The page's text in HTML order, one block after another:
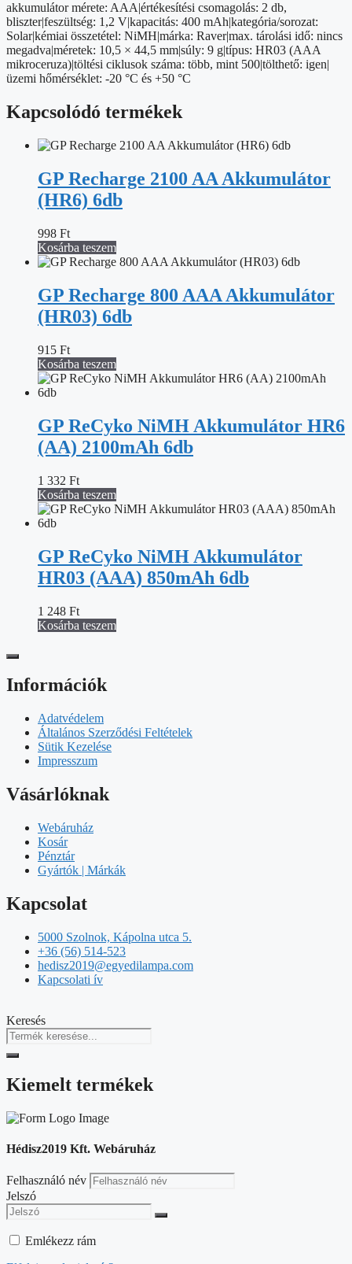
akkumulátor mérete: AAA|értékesítési csomagolás: 2 db,
bliszter|feszültség: 1,2 V|kapacitás: 400 mAh|kategória/sorozat:
Solar|kémiai összetétel: NiMH|márka: Raver|max. tárolási idő: nincs
megadva|méretek: 10,5 × 44,5 mm|súly: 9 g|típus: HR03 (AAA
mikroceruza)|töltési ciklusok száma: több, mint 500|tölthető: igen|
üzemi hőmérséklet: -20 °C és +50 °C
Kapcsolódó termékek
GP Recharge 2100 AA Akkumulátor
(HR6) 6db
998 Ft
Kosárba teszem
GP Recharge 800 AAA Akkumulátor
(HR03) 6db
915 Ft
Kosárba teszem
GP ReCyko NiMH Akkumulátor HR6
(AA) 2100mAh 6db
1 332 Ft
Kosárba teszem
GP ReCyko NiMH Akkumulátor
HR03 (AAA) 850mAh 6db
1 248 Ft
Kosárba teszem
Információk
Adatvédelem
Általános Szerződési Feltételek
Sütik Kezelése
Impresszum
Vásárlóknak
Webáruház
Kosár
Pénztár
Gyártók | Márkák
Kapcsolat
5000 Szolnok, Kápolna utca 5.
+36 (56) 514-523
hedisz2019@egyedilampa.com
Kapcsolati ív
Keresés
Kiemelt termékek
Hédisz2019 Kft. Webáruház
Felhasználó név
Jelszó
Emlékezz rám